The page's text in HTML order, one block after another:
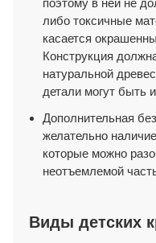
поэтому в ней не
либо токсичные
касается
Конструкция
натуральной
детали могут
Дополнительная
желательно
которые можно
неотъемлемой
Виды детских